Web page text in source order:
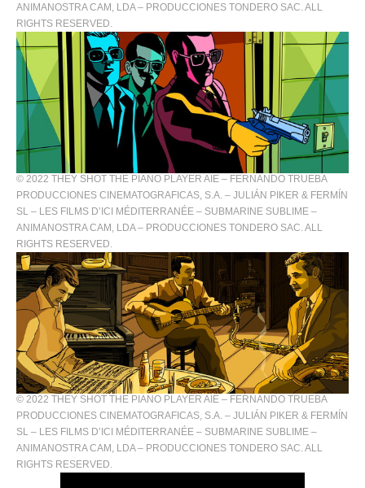
ANIMANOSTRA CAM, LDA – PRODUCCIONES TONDERO SAC. ALL
RIGHTS RESERVED.
© 2022 THEY SHOT THE PIANO PLAYER AIE – FERNANDO TRUEBA
PRODUCCIONES CINEMATOGRAFICAS, S.A. – JULIÁN PIKER & FERMÍN
SL – LES FILMS D’ICI MÉDITERRANÉE – SUBMARINE SUBLIME –
ANIMANOSTRA CAM, LDA – PRODUCCIONES TONDERO SAC. ALL
RIGHTS RESERVED.
© 2022 THEY SHOT THE PIANO PLAYER AIE – FERNANDO TRUEBA
PRODUCCIONES CINEMATOGRAFICAS, S.A. – JULIÁN PIKER & FERMÍN
SL – LES FILMS D’ICI MÉDITERRANÉE – SUBMARINE SUBLIME –
ANIMANOSTRA CAM, LDA – PRODUCCIONES TONDERO SAC. ALL
RIGHTS RESERVED.